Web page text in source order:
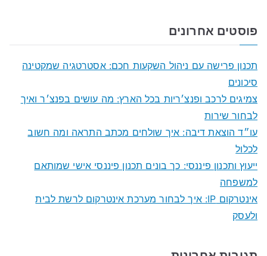
פוסטים אחרונים
תכנון פרישה עם ניהול השקעות חכם: אסטרטגיה שמקטינה
סיכונים
צמיגים לרכב ופנצ׳ריות בכל הארץ: מה עושים בפנצ׳ר ואיך
לבחור שירות
עו״ד הוצאת דיבה: איך שולחים מכתב התראה ומה חשוב
לכלול
ייעוץ ותכנון פיננסי: כך בונים תכנון פיננסי אישי שמותאם
למשפחה
אינטרקום IP: איך לבחור מערכת אינטרקום לרשת לבית
ולעסק